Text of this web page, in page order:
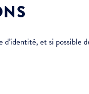
et si possible